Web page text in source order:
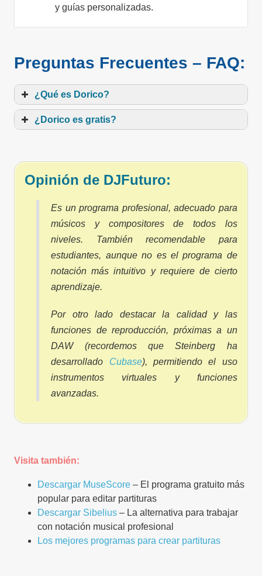
y guías personalizadas.
Preguntas Frecuentes – FAQ:
¿Qué es Dorico?
¿Dorico es gratis?
Opinión de DJFuturo:
Es un programa profesional, adecuado para
músicos y compositores de todos los
niveles. También recomendable para
estudiantes, aunque no es el programa de
notación más intuitivo y requiere de cierto
aprendizaje.
Por otro lado destacar la calidad y las
funciones de reproducción, próximas a un
DAW (recordemos que Steinberg ha
desarrollado Cubase), permitiendo el uso
instrumentos virtuales y funciones
avanzadas.
Visita también:
Descargar MuseScore – El programa gratuito más
popular para editar partituras
Descargar Sibelius – La alternativa para trabajar
con notación musical profesional
Los mejores programas para crear partituras